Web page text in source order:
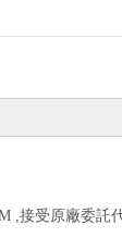
,接受原廠委託